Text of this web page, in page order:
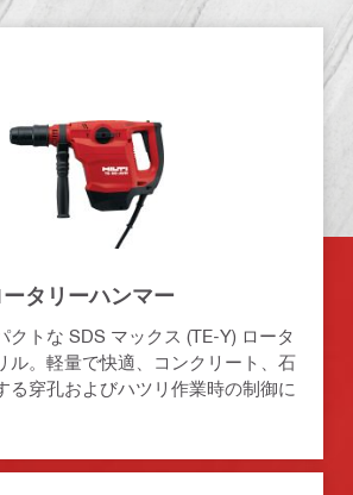
タリーハンマー
クトな SDS マックス (TE-Y) ロータ
ル。軽量で快適、コンクリート、石
る穿孔およびハツリ作業時の制御に